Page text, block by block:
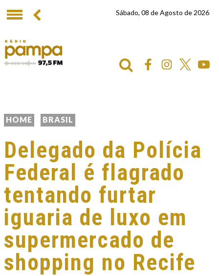
Sábado, 08 de Agosto de 2026
HOME BRASIL
Delegado da Polícia
Federal é flagrado
tentando furtar
iguaria de luxo em
supermercado de
shopping no Recife